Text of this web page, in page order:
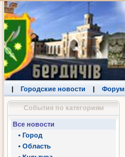
| Городские новости | Форум
События по категориям
Все новости
• Город
• Область